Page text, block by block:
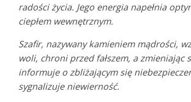
radości życia. Jego energia napełnia
ciepłem wewnętrznym.
Szafir, nazywany kamieniem mądrości,
woli, chroni przed fałszem, a zmieniając
informuje o zbliżającym się
sygnalizuje niewierność.